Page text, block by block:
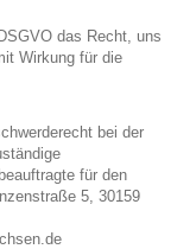
das Recht, uns
Wirkung für die
bei der
für den
5, 30159